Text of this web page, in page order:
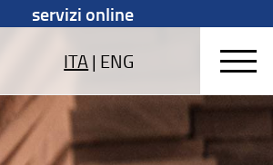
servizi online
ITA| ENG